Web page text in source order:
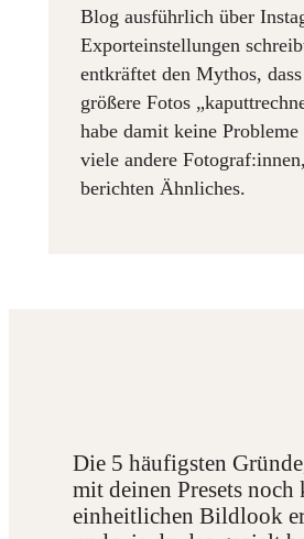
Blog ausführlich über
Exporteinstellungen
entkräftet den Mythos,
größere Fotos
habe damit keine
viele andere
berichten Ähnliches.
Die 5 häufigsten
mit deinen Presets noch
einheitlichen Bildlook